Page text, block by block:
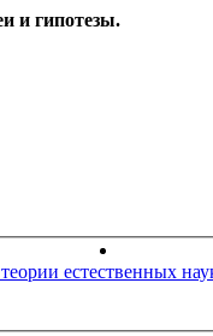
и гипотезы.
ТЕОРИЙ СТАРЫЙ
естественных